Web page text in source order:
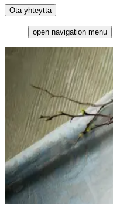
Ota yhteyttä
open navigation menu